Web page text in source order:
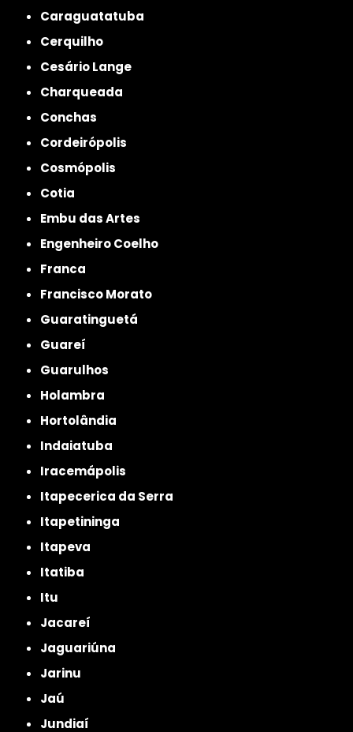
Caraguatatuba
Cerquilho
Cesário Lange
Charqueada
Conchas
Cordeirópolis
Cosmópolis
Cotia
Embu das Artes
Engenheiro Coelho
Franca
Francisco Morato
Guaratinguetá
Guareí
Guarulhos
Holambra
Hortolândia
Indaiatuba
Iracemápolis
Itapecerica da Serra
Itapetininga
Itapeva
Itatiba
Itu
Jacareí
Jaguariúna
Jarinu
Jaú
Jundiaí